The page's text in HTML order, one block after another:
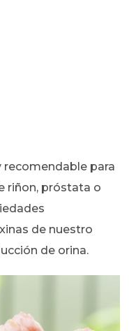
recomendable para
riñon, próstata o
de nuestro
de orina.